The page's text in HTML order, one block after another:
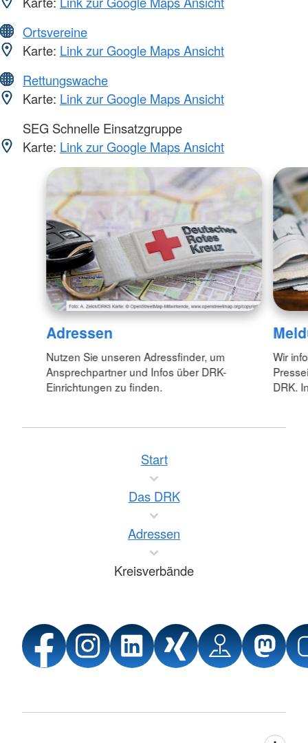
Ortsvereine
Karte: Link zur Google Maps Ansicht
Rettungswache
Karte: Link zur Google Maps Ansicht
SEG Schnelle Einsatzgruppe
Karte: Link zur Google Maps Ansicht
Adressen
Nutzen Sie unseren Adressfinder, um
Ansprechpartner und Infos über DRK-
Einrichtungen zu finden.
Wir
DRK.
Start
Das DRK
Adressen
Kreisverbände